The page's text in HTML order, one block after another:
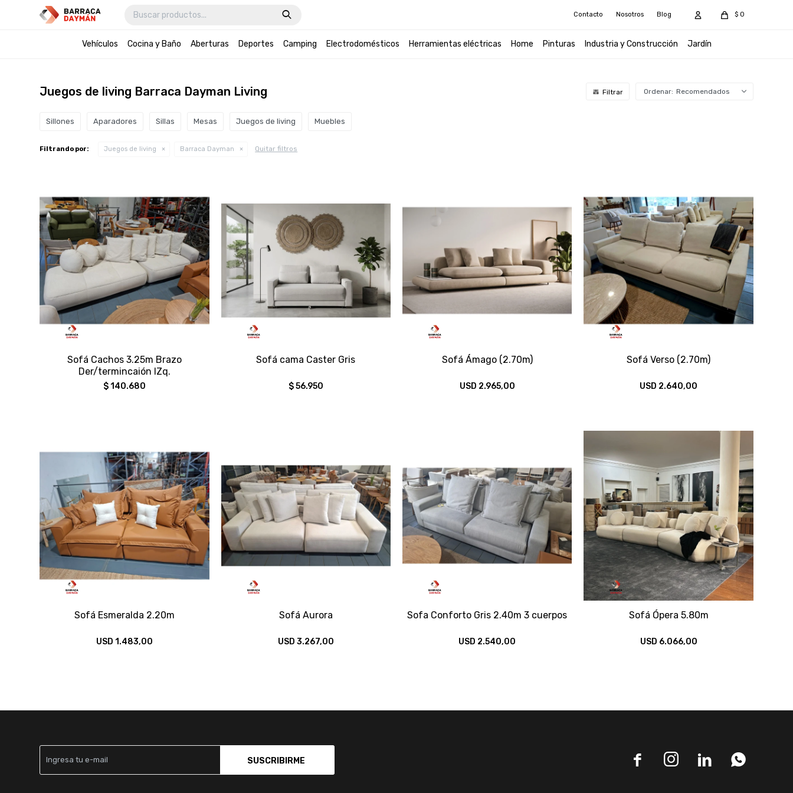
Vehículos Cocina y Baño Aberturas Deportes Camping Electrodomésticos Herramientas eléctricas Home Pinturas Industria y Construcción Jardín
$ 0
Contacto Nosotros Blog
Juegos de living Barraca Dayman Living Recomendados
Sillones Aparadores Sillas Mesas Juegos de living Muebles
Filtrando por: Juegos de living Barraca Dayman Quitar filtros
Sofá Cachos 3.25m Brazo
Der/termincaión IZq.
$140.680
Sofá cama Caster Gris
$56.950
Sofá Ámago (2.70m)
USD 2.965,00
Sofá Verso (2.70m)
USD 2.640,00
Sofá Esmeralda 2.20m
USD 1.483,00
Sofá Aurora
USD 3.267,00
Sofa Conforto Gris 2.40m 3 cuerpos
USD 2.540,00
Sofá Ópera 5.80m
USD 6.066,00
SUSCRIBIRME    